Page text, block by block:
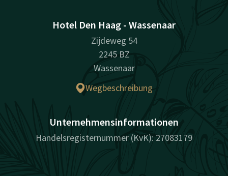
Hotel Den Haag - Wassenaar
Zijdeweg 54
2245 BZ
Wassenaar
Wegbeschreibung
Unternehmensinformationen
Handelsregisternummer (KvK): 27083179